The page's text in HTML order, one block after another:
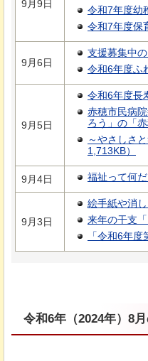
9月9日
令和7年度幼
令和7年度保
9月6日
支援募集中
令和6年度ふ
9月5日
令和6年度長
赤穂市民病
ろう」の「
～やさしさ
1,713KB）
9月4日 福祉って何
9月3日
絵手紙や消
来年の干支
「令和6年
令和6年（2024年）8